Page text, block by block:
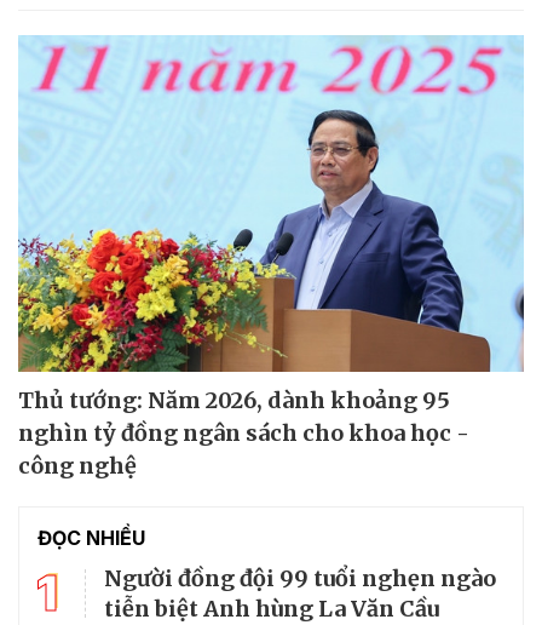
Thủ tướng: Năm 2026, dành khoảng 95
nghìn tỷ đồng ngân sách cho khoa học -
công nghệ
ĐỌC NHIỀU
1
Người đồng đội 99 tuổi nghẹn ngào
tiễn biệt Anh hùng La Văn Cầu